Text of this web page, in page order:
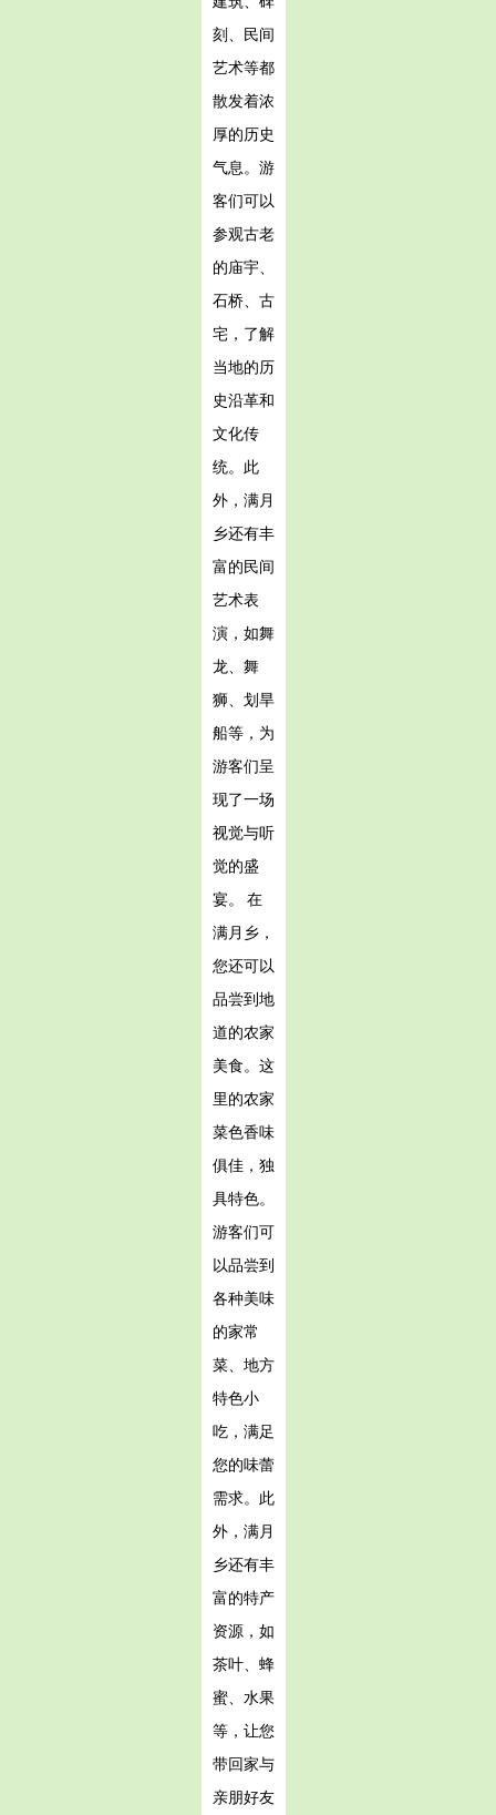
刻、民间
艺术等都
散发着浓
厚的历史
气息。游
客们可以
参观古老
的庙宇、
石桥、古
宅，了解
当地的历
史沿革和
文化传
统。此
外，满月
乡还有丰
富的民间
艺术表
演，如舞
龙、舞
狮、划旱
船等，为
游客们呈
现了一场
视觉与听
觉的盛
宴。 在
满月乡，
您还可以
品尝到地
道的农家
美食。这
里的农家
菜色香味
俱佳，独
具特色。
游客们可
以品尝到
各种美味
的家常
菜、地方
特色小
吃，满足
您的味蕾
需求。此
外，满月
乡还有丰
富的特产
资源，如
茶叶、蜂
蜜、水果
等，让您
带回家与
亲朋好友